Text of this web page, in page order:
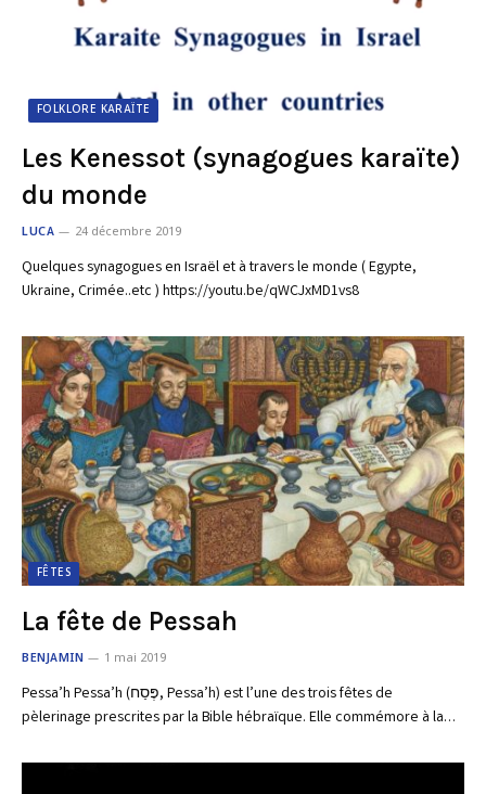
FOLKLORE KARAÏTE
Les Kenessot (synagogues karaïte)
du monde
LUCA 24 décembre 2019
Quelques synagogues en Israël et à travers le monde ( Egypte,
Ukraine, Crimée..etc ) https://youtu.be/qWCJxMD1vs8
FÊTES
La fête de Pessah
BENJAMIN 1 mai 2019
Pessa’h Pessa’h (פֶּסַח, Pessa’h) est l’une des trois fêtes de
pèlerinage prescrites par la Bible hébraïque. Elle commémore à la…